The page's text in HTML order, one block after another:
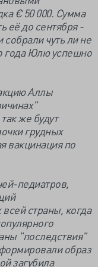
€ 50 000. Сумма
её до сентября -
собрали чуть ли не
года Юлю успешно
Аллы
же будут
грудных
вакцинация по
педиатров,
страны, когда
"последствия"
образ
загубила